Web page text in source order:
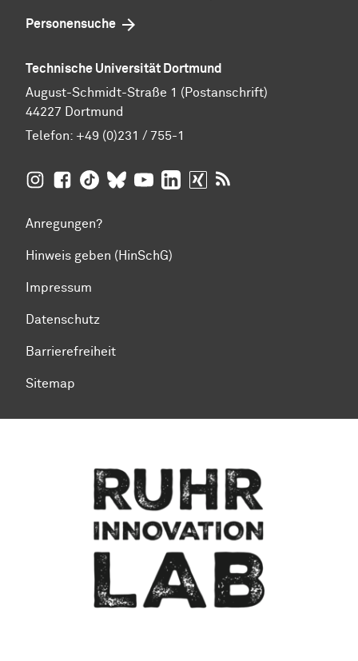
Personensuche
Technische Universität Dortmund
August-Schmidt-Straße 1 (Postanschrift)
44227 Dortmund
Telefon: +49 (0)231 / 755-1
TU Dortmund auf Insta­gram
TU Dortmund auf Facebook
TU Dortmund auf TikTok
TU Dortmund auf BlueSky
TU Dortmund auf YouTube
TU Dortmund auf LinkedIn
TU Dortmund auf XING
Anregungen?
Hinweis geben (HinSchG)
Impressum
Datenschutz
Barrierefreiheit
Sitemap